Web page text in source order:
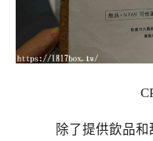
除了提供飲品和